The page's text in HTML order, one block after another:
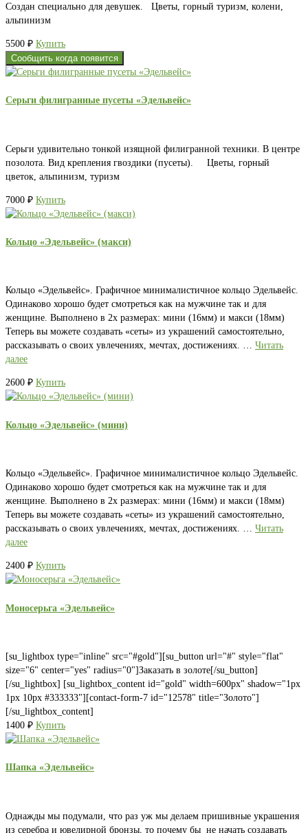
Создан специально для девушек. Цветы, горный туризм, колени,
альпинизм
5500 ₽ Купить
Сообщить когда появится
Серьги филигранные пусеты «Эдельвейс»
Серьги удивительно тонкой изящной филигранной техники. В центре
позолота. Вид крепления гвоздики (пусеты). Цветы, горный
цветок, альпинизм, туризм
7000 ₽ Купить
Кольцо «Эдельвейс» (макси)
Кольцо «Эдельвейс». Графичное минималистичное кольцо Эдельвейс.
Одинаково хорошо будет смотреться как на мужчине так и для
женщине. Выполнено в 2х размерах: мини (16мм) и макси (18мм)
Теперь вы можете создавать «сеты» из украшений самостоятельно,
рассказывать о своих увлечениях, мечтах, достижениях. … Читать
далее
2600 ₽ Купить
Кольцо «Эдельвейс» (мини)
Кольцо «Эдельвейс». Графичное минималистичное кольцо Эдельвейс.
Одинаково хорошо будет смотреться как на мужчине так и для
женщине. Выполнено в 2х размерах: мини (16мм) и макси (18мм)
Теперь вы можете создавать «сеты» из украшений самостоятельно,
рассказывать о своих увлечениях, мечтах, достижениях. … Читать
далее
2400 ₽ Купить
Моносерьга «Эдельвейс»
[su_lightbox type="inline" src="#gold"][su_button url="#" style="flat"
size="6" center="yes" radius="0"]Заказать в золоте[/su_button]
[/su_lightbox] [su_lightbox_content id="gold" width=600px" shadow="1px
1px 10px #333333"][contact-form-7 id="12578" title="Золото"]
[/su_lightbox_content]
1400 ₽ Купить
Шапка «Эдельвейс»
Однажды мы подумали, что раз уж мы делаем пришивные украшения
из серебра и ювелирной бронзы, то почему бы не начать создавать